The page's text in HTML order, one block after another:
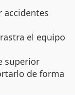
accidentes
el equipo
superior
de forma